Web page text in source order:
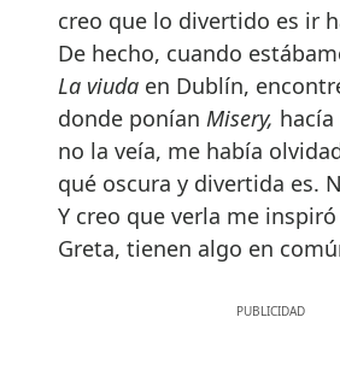
creo que lo divertido es ir
De hecho, cuando
La viuda en Dublín,
donde ponían Misery,
no la veía, me había
qué oscura y divertida es.
Y creo que verla me
Greta, tienen algo en